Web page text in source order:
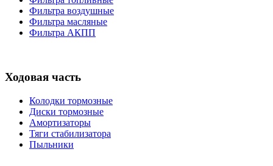
Фильтра воздушные
Фильтра масляные
Фильтра АКПП
Ходовая часть
Колодки тормозные
Диски тормозные
Амортизаторы
Тяги стабилизатора
Пыльники